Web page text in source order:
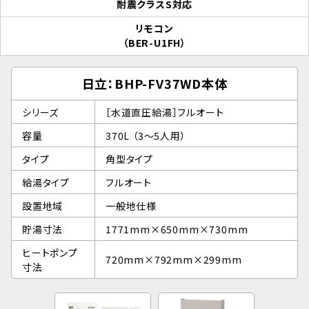
耐震クラスS対応
リモコン
（BER-U1FH）
日立：BHP-FV37WD本体
シリーズ
［水道直圧給湯］フルオート
容量
370L （3～5人用）
タイプ
角型タイプ
給湯タイプ
フルオート
設置地域
一般地仕様
貯湯寸法
1771mm×650mm×730mm
ヒートポンプ
寸法
720mm×792mm×299mm